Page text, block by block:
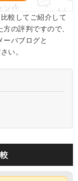
較してご紹介して
の評判ですので、
ーバブログと
い。